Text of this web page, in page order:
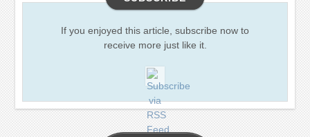
If you enjoyed this article, subscribe now to
receive more just like it.